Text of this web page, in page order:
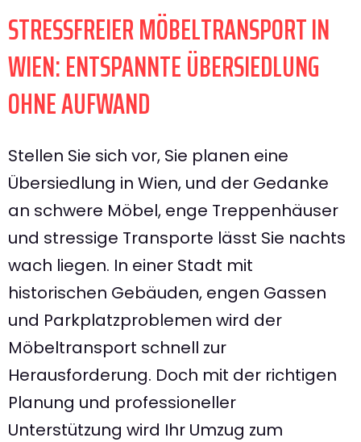
STRESSFREIER MÖBELTRANSPORT IN
WIEN: ENTSPANNTE ÜBERSIEDLUNG
OHNE AUFWAND
Stellen Sie sich vor, Sie planen eine
Übersiedlung in Wien, und der Gedanke
an schwere Möbel, enge Treppenhäuser
und stressige Transporte lässt Sie nachts
wach liegen. In einer Stadt mit
historischen Gebäuden, engen Gassen
und Parkplatzproblemen wird der
Möbeltransport schnell zur
Herausforderung. Doch mit der richtigen
Planung und professioneller
Unterstützung wird Ihr Umzug zum